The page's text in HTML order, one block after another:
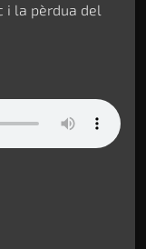
i la pèrdua del